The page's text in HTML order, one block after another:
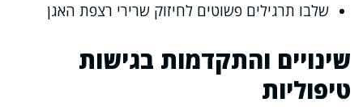
שלבו תרגילים פשוטים לחיזוק שרירי רצפת האגן
שינויים והתקדמות בגישות
טיפוליות